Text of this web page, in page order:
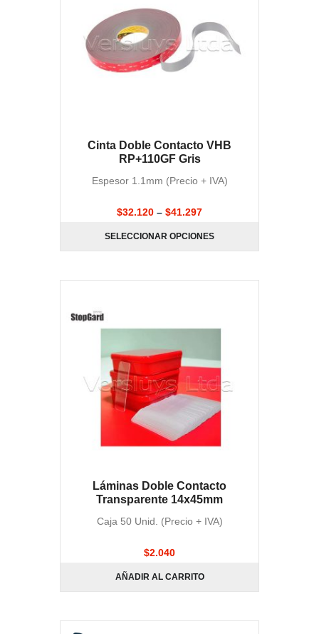
Cinta Doble Contacto VHB
RP+110GF Gris
Espesor 1.1mm (Precio + IVA)
$32.120 – $41.297
SELECCIONAR OPCIONES
Láminas Doble Contacto
Transparente 14x45mm
Caja 50 Unid. (Precio + IVA)
$2.040
AÑADIR AL CARRITO